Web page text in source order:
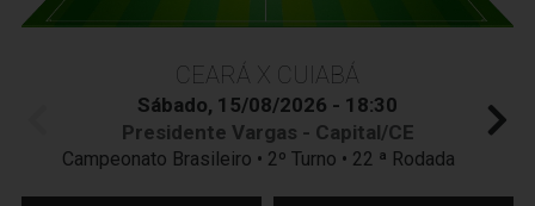
CEARÁ X CUIABÁ
Sábado, 15/08/2026 - 18:30
Presidente Vargas - Capital/CE
Campeonato Brasileiro • 2º Turno • 22 ª Rodada